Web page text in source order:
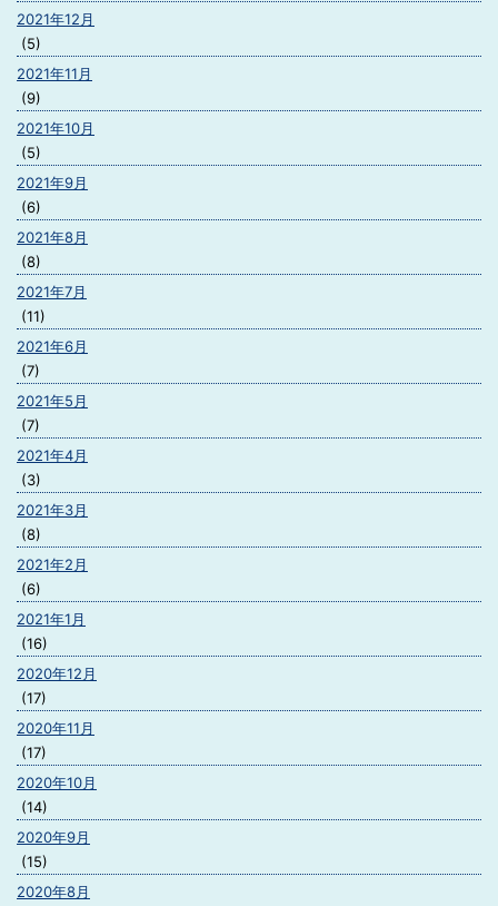
2021年12月
(5)
2021年11月
(9)
2021年10月
(5)
2021年9月
(6)
2021年8月
(8)
2021年7月
(11)
2021年6月
(7)
2021年5月
(7)
2021年4月
(3)
2021年3月
(8)
2021年2月
(6)
2021年1月
(16)
2020年12月
(17)
2020年11月
(17)
2020年10月
(14)
2020年9月
(15)
2020年8月